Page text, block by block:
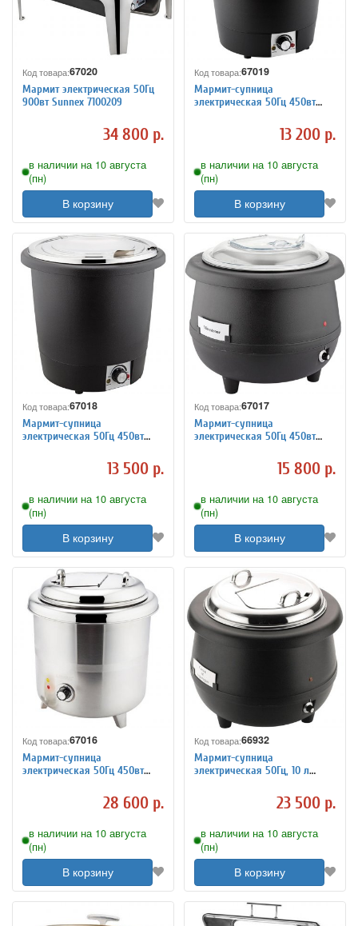
Код товара:67020
Мармит электрическая 50Гц
900вт Sunnex 7100209
34 800 р.
в наличии на 10 августа
(пн)
В корзину
Код товара:67019
Мармит-супница
электрическая 50Гц 450вт
13 200 р.
в наличии на 10 августа
(пн)
В корзину
Код товара:67018
Мармит-супница
электрическая 50Гц 450вт
13 500 р.
в наличии на 10 августа
(пн)
В корзину
Код товара:67017
Мармит-супница
электрическая 50Гц 450вт
15 800 р.
в наличии на 10 августа
(пн)
В корзину
Код товара:67016
Мармит-супница
электрическая 50Гц 450вт
28 600 р.
в наличии на 10 августа
(пн)
В корзину
Код товара:66932
Мармит-супница
электрическая 50Гц, 10 л
23 500 р.
в наличии на 10 августа
(пн)
В корзину